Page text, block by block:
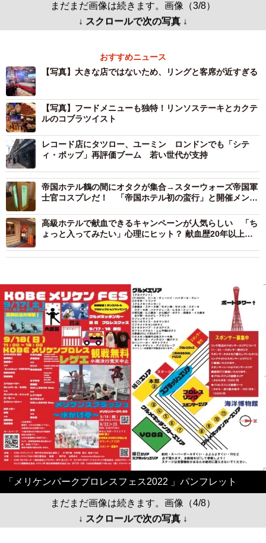
まだまだ画像は続きます。画像（3/8）
↓ スクロールで次の写真 ↓
おすすめニュース
【写真】大きな店ではないため、リングと客席が近すぎる
【写真】フードメニューも独特！リンソステーキとカクテ
ルのコブラツイスト
レコード店にタツロー、ユーミン ロンドンでも「シテ
ィ・ポップ」再評価ブーム 若い世代が支持
帝国ホテル鶴の間にオタクが集合→スターウォーズ帝国軍
士官コスプレだ！ 「帝国ホテル初の蛮行」と開催メンバ
高級ホテルで献血できるキャンペーンが人気らしい 「ち
ょっと入ってみたい」心理にヒット？ 献血歴20年以上の
「メリケンパークプロレスフェス2022 」パンフレット
まだまだ画像は続きます。画像（4/8）
↓ スクロールで次の写真 ↓